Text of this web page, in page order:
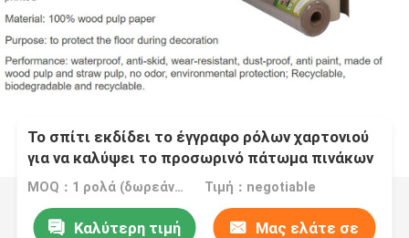
Το σπίτι εκδίδει το έγγραφο ρόλων χαρτονιού
για να καλύψει το προσωρινό πάτωμα πινάκων
πατωμάτων επαναχρησιμοποιήσιμο
MOQ：1 ρολά (δωρεάν δείγμα μεγέθους A4) Τιμή：negotiable
Καλύτερη τιμή Μας ελάτε σε